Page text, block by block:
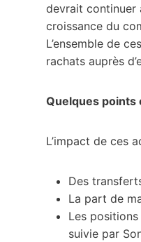
devrait continuer
croissance du
L’ensemble de
rachats auprès
Quelques points
L’impact de ces
Des
La part de
Les
suivie par